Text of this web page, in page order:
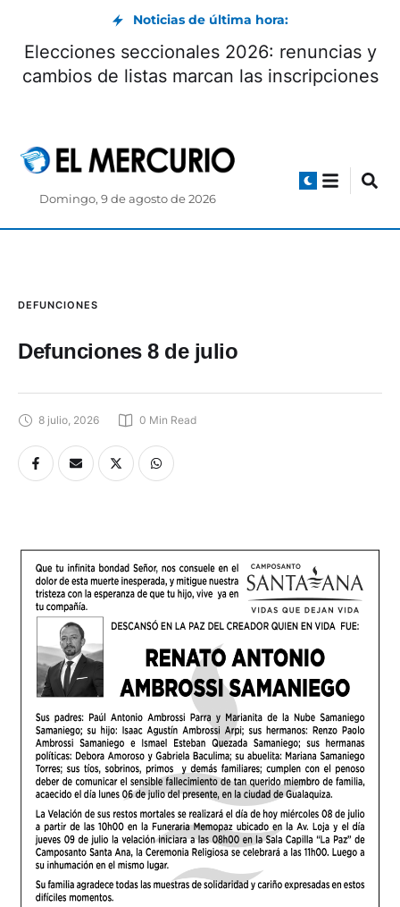
Noticias de última hora:
Elecciones seccionales 2026: renuncias y
cambios de listas marcan las inscripciones
Domingo, 9 de agosto de 2026
DEFUNCIONES
Defunciones 8 de julio
8 julio, 2026 0 Min Read